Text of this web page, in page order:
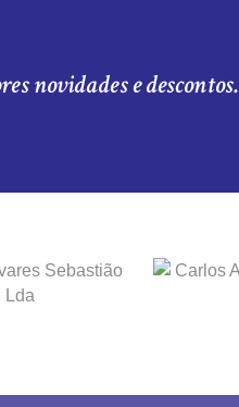
novidades e descontos.